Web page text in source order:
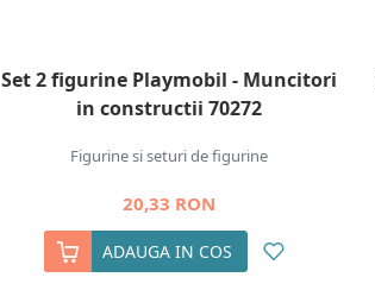
Set 2 figurine Playmobil - Muncitori
in constructii 70272
Figurine si seturi de figurine
20,33 RON
ADAUGA IN COS